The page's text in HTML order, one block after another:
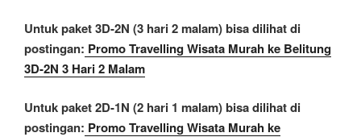
Untuk paket 3D-2N (3 hari 2 malam) bisa dilihat di
postingan: Promo Travelling Wisata Murah ke Belitung
3D-2N 3 Hari 2 Malam
Untuk paket 2D-1N (2 hari 1 malam) bisa dilihat di
postingan: Promo Travelling Wisata Murah ke